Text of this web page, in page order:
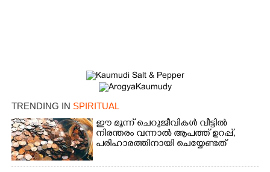
TRENDING IN SPIRITUAL
ഈ മൂന്ന് ചെറുജീവികൾ വീട്ടിൽ
നിരന്തരം വന്നാൽ ആപത്ത് ഉറപ്പ്,​
പരിഹാരത്തിനായി ചെയ്യേണ്ടത്